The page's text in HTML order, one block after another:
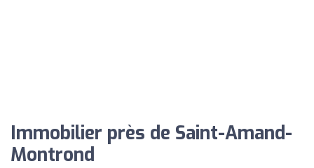
Immobilier près de Saint-Amand-
Montrond